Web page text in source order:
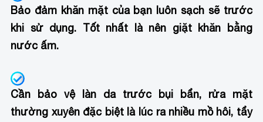
Bảo đảm khăn mặt của bạn luôn sạch sẽ trước
khi sử dụng. Tốt nhất là nên giặt khăn bằng
nước ấm.
Cần bảo vệ làn da trước bụi bẩn, rửa mặt
thường xuyên đặc biệt là lúc ra nhiều mồ hôi, tẩy